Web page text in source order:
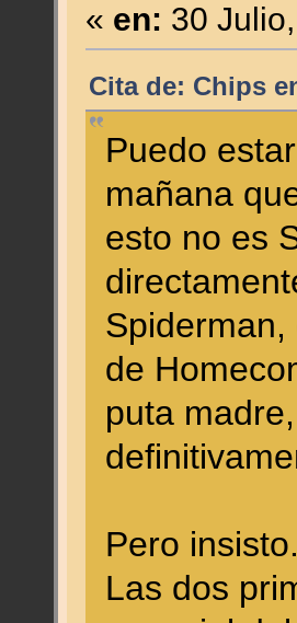
« en: 30
Cita de: Chips
Puedo
mañana
esto no es
de
puta
Pero
Las dos